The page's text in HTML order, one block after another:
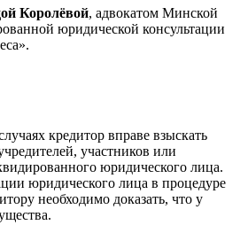
Королёвой, адвокатом Минской
юридической консультации
кредитор вправе взыскать
участников или
юридического лица.
юридического лица в процедуре
необходимо доказать, что у